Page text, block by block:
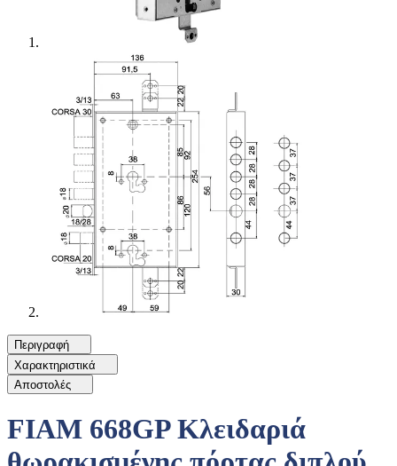
Περιγραφή
Χαρακτηριστικά
Αποστολές
FIAM 668GP Κλειδαριά